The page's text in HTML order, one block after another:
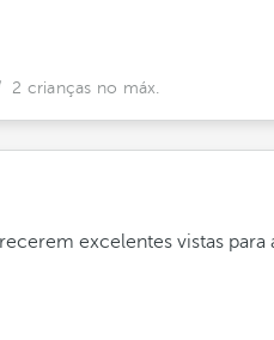
2 crianças no máx.
excelentes vistas para